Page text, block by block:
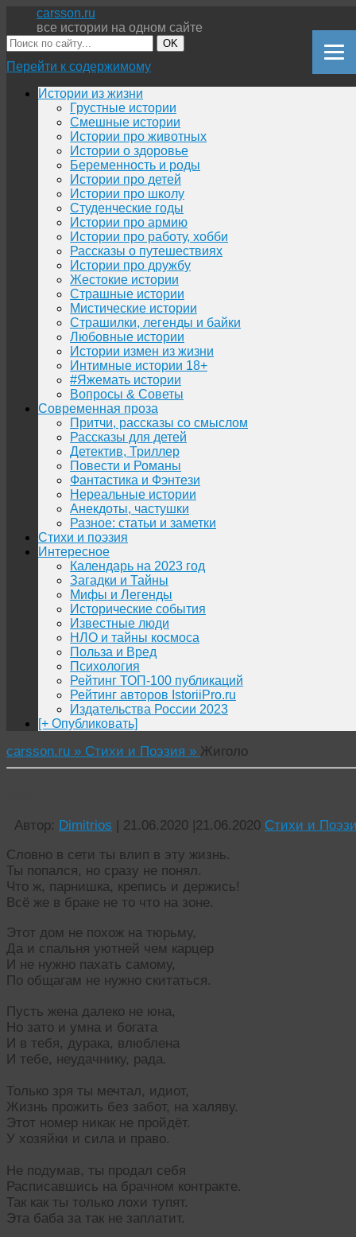
carsson.ru
все истории на одном сайте
OK
Перейти к содержимому
Истории из жизни
Грустные истории
Смешные истории
Истории про животных
Истории о здоровье
Беременность и роды
Истории про детей
Истории про школу
Студенческие годы
Истории про армию
Истории про работу, хобби
Рассказы о путешествиях
Истории про дружбу
Жестокие истории
Страшные истории
Мистические истории
Страшилки, легенды и байки
Любовные истории
Истории измен из жизни
Интимные истории 18+
#Яжемать истории
Вопросы & Советы
Современная проза
Притчи, рассказы со смыслом
Рассказы для детей
Детектив, Триллер
Повести и Романы
Фантастика и Фэнтези
Нереальные истории
Анекдоты, частушки
Разное: статьи и заметки
Стихи и поэзия
Интересное
Календарь на 2023 год
Загадки и Тайны
Мифы и Легенды
Исторические события
Известные люди
НЛО и тайны космоса
Польза и Вред
Психология
Рейтинг ТОП-100 публикаций
Рейтинг авторов IstoriiPro.ru
Издательства России 2023
[+ Опубликовать]
carsson.ru » Стихи и Поэзия » Жиголо
Автор: Dimitrios | 21.06.2020 |21.06.2020 Стихи и
Словно в сети ты влип в эту жизнь.
Ты попался, но сразу не понял.
Что ж, парнишка, крепись и держись!
Всё же в браке не то что на зоне.
Этот дом не похож на тюрьму,
Да и спальня уютней чем карцер
И не нужно пахать самому,
По общагам не нужно скитаться.
Пусть жена далеко не юна,
Но зато и умна и богата
И в тебя, дурака, влюблена
И тебе, неудачнику, рада.
Только зря ты мечтал, идиот,
Жизнь прожить без забот, на халяву.
Этот номер никак не пройдёт.
У хозяйки и сила и право.
Не подумав, ты продал себя
Расписавшись на брачном контракте.
Так как ты только лохи тупят.
Эта баба за так не заплатит.